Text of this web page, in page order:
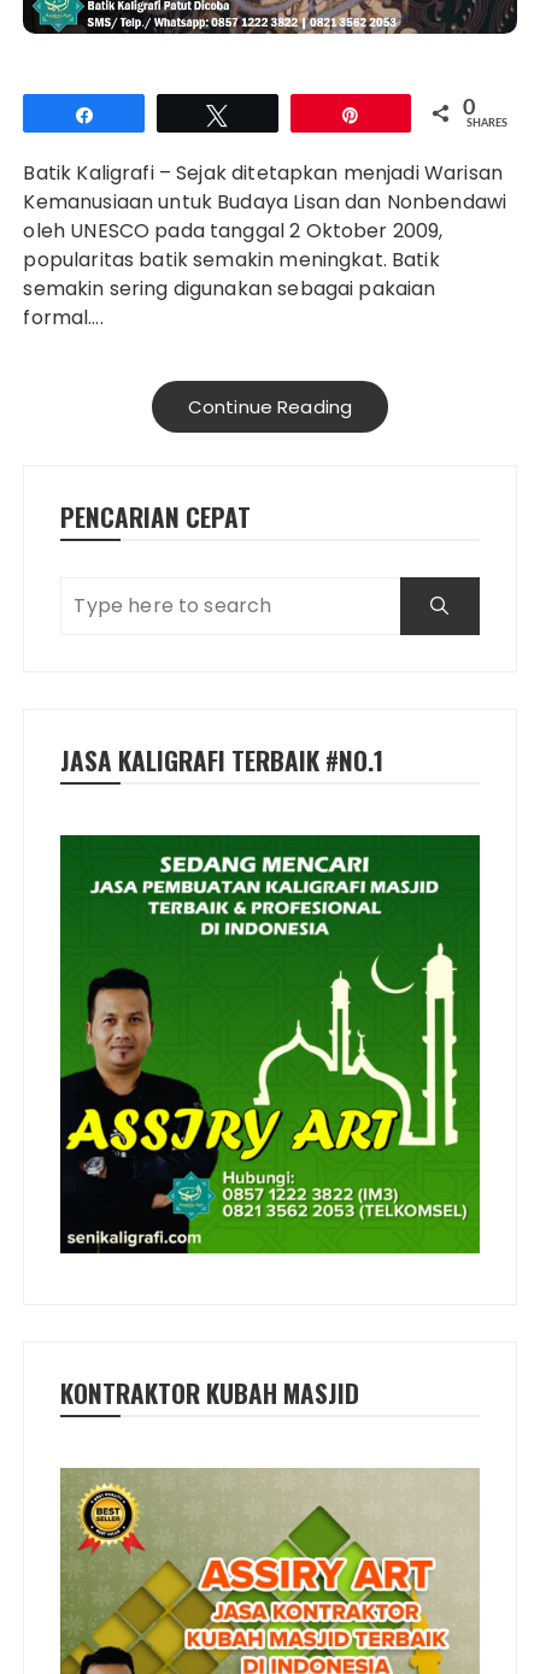
0
SHARES
Batik Kaligrafi – Sejak ditetapkan menjadi Warisan
Kemanusiaan untuk Budaya Lisan dan Nonbendawi
oleh UNESCO pada tanggal 2 Oktober 2009,
popularitas batik semakin meningkat. Batik
semakin sering digunakan sebagai pakaian
formal….
Continue Reading
PENCARIAN CEPAT
JASA KALIGRAFI TERBAIK #NO.1
KONTRAKTOR KUBAH MASJID